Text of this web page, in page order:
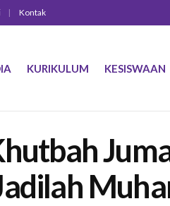
Kontak
KURIKULUM KESISWAAN